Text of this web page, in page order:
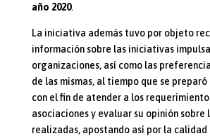
año 2020.
La iniciativa además tuvo por objeto
información sobre las iniciativas
organizaciones, así como las
de las mismas, al tiempo que se preparó
con el fin de atender a los
asociaciones y evaluar su opinión sobre
realizadas, apostando así por la calidad